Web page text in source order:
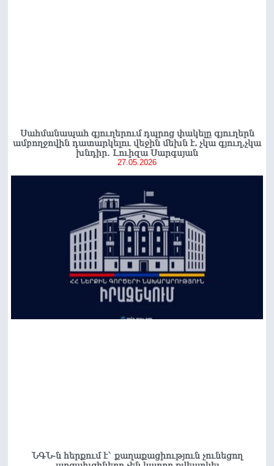
Սահմանապահ գյուղերում դպրոց փակելը գյուղերն
ամբողջովին դատարկելու վեջին մեխն է. չկա գյուղ,չկա
խնդիր․ Լուիզա Սարգսյան
27.05.2026
ՆԳՆ-ն հերքում է` քաղաքացիություն չունեցող